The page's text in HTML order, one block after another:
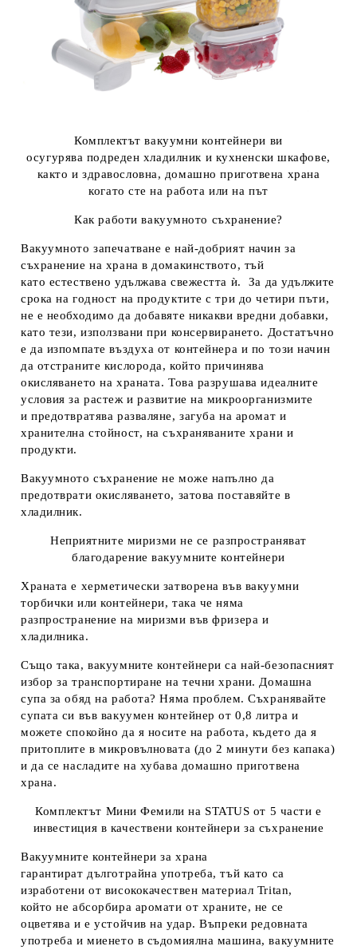
Комплектът вакуумни контейнери ви
осугурява подреден хладилник и кухненски шкафове,
както и здравословна, домашно приготвена храна
когато сте на работа или на път
Как работи вакуумното съхранение?
Вакуумното запечатване е най-добрият начин за
съхранение на храна в домакинството, тъй
като естествено удължава свежестта ѝ.
За да удължите
срока на годност на продуктите с три до четири пъти,
не е необходимо да добавяте никакви вредни добавки,
като тези, използвани при консервирането. Достатъчно
е да изпомпате въздуха от контейнера и по този начин
да отстраните кислорода, който причинява
окисляването на храната. Това разрушава идеалните
условия за растеж и развитие на микроорганизмите
ипредотвратява разваляне, загуба на аромат и
хранителна стойност, на съхраняваните храни и
продукти.
Вакуумното съхранение не може напълно да
предотврати окисляването, затовапоставяйте в
хладилник.
Неприятните миризми не се разпространяват
благодарение вакуумните контейнери
Храната е херметически затворена във вакуумни
торбички или контейнери, така ченяма
разпространение на миризми във фризера и
хладилника.
Също така, вакуумните контейнери санай-безопасният
избор за транспортиране на течни храни. Домашна
супа за обяд на работа? Няма проблем. Съхранявайте
супата си във вакуумен контейнер от 0,8 литра и
можете спокойно да я носите на работа, където да я
притоплите в микровълновата (до 2 минути без капака)
и да се насладите на хубава домашно приготвена
храна.
Комплектът Мини Фемили на STATUS от 5 части е
инвестиция в качествени контейнери за съхранение
Вакуумните контейнери за храна
гарантиратдълготрайна употреба, тъй като са
изработени от висококачествен материал Tritan,
койтоне абсорбира аромати от храните, не се
оцветява и е устойчив на удар. Въпреки редовната
употреба и миенето в съдомиялна машина, вакуумните